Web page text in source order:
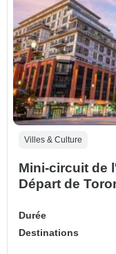
Villes & Culture
Mini-circuit de
Départ de
Durée
Destinations